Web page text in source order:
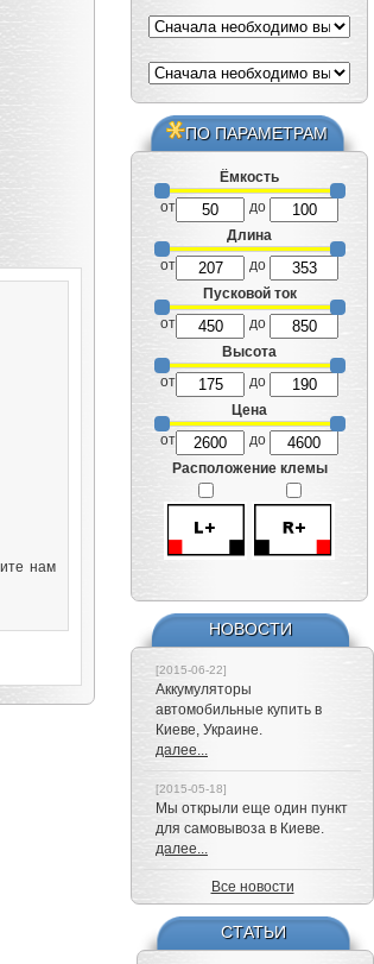
ПО ПАРАМЕТРАМ
Ёмкость
от
до
Длина
от
до
Пусковой ток
от
до
Высота
от
до
Цена
от
до
Расположение клемы
НОВОСТИ
[2015-06-22]
Аккумуляторы
автомобильные купить в
Киеве, Украине.
далее...
[2015-05-18]
Мы открыли еще один пункт
для самовывоза в Киеве.
далее...
Все новости
СТАТЬИ
нам